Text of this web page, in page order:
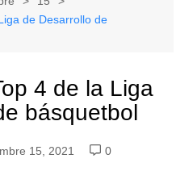
de Desarrollo de
4 de la Liga
básquetbol
15, 2021
0